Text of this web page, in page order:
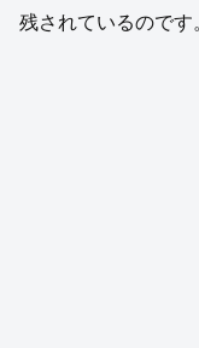
残されているのです